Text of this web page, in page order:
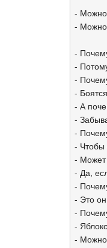
- Можно
-
-
-
-
-
- А
-
-
- Чтобы
- Может
- Да,
-
- Это
-
-
- Можно